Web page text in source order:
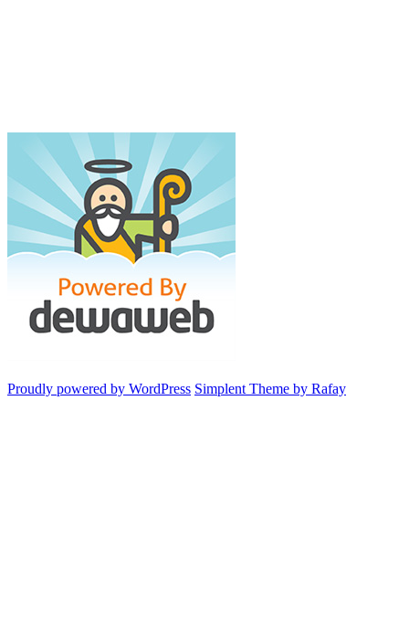
Proudly powered by WordPress Simplent Theme by Rafay